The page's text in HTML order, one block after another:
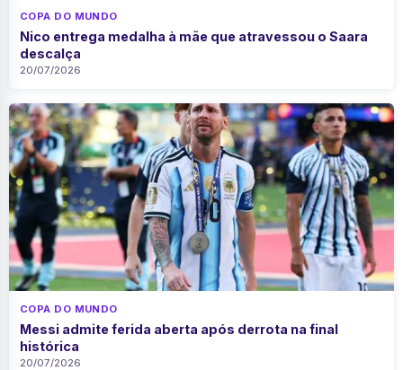
COPA DO MUNDO
Nico entrega medalha à mãe que atravessou o Saara
descalça
20/07/2026
COPA DO MUNDO
Messi admite ferida aberta após derrota na final
histórica
20/07/2026